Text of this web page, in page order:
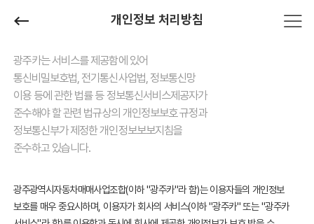
개인정보 처리방침
광주카는 서비스를 제공함에 있어
통신비밀보호법, 전기통신사업법, 정보통신망
이용 등에 관한 법률 등 정보통신서비스제공자가
준수해야 할 관련 법규상의 개인정보보호 규정과
정보통신부가 제정한 개인정보보보지침을
준수하고 있습니다.
광주광역시자동차매매사업조합(이하 "광주카"라 함)는 이용자들의 개인정보
보호를 매우 중요시하며, 이용자가 회사의 서비스(이하 "광주카" 또는 "광주카